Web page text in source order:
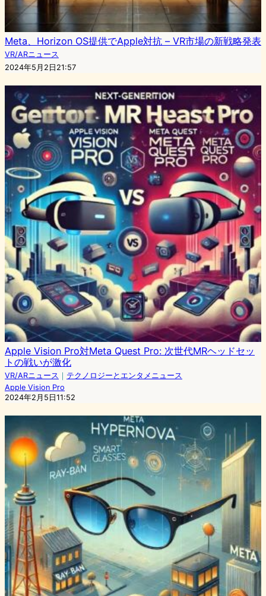
Meta、Horizon OS提供でApple対抗 – VR市場の新戦略発表
VR/ARニュース
2024年5月2日21:57
Apple Vision Pro対Meta Quest Pro: 次世代MRヘッドセッ
トの戦いが激化
VR/ARニュース ｜ テクノロジーとエンタメニュース
Apple Vision Pro
2024年2月5日11:52